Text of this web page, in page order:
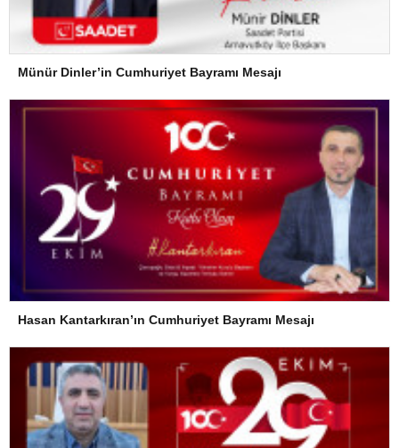
Münür Dinler’in Cumhuriyet Bayramı Mesajı
Hasan Kantarkıran’ın Cumhuriyet Bayramı Mesajı